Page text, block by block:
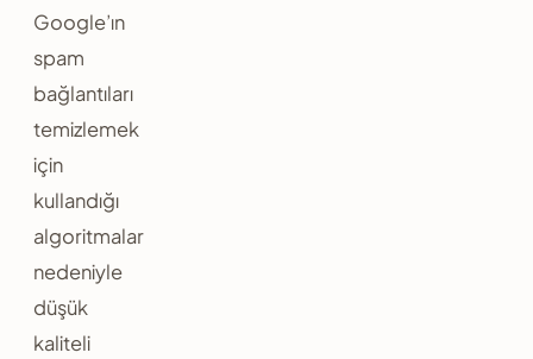
Google’ın
spam
bağlantıları
temizlemek
için
kullandığı
algoritmalar
nedeniyle
düşük
kaliteli